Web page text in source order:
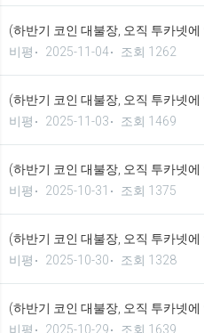
비평
2025-11-04 조회 1262
비평
2025-11-03 조회 1469
비평
2025-10-31 조회 1375
비평
2025-10-30 조회 1328
비평
2025-10-29 조회 1639